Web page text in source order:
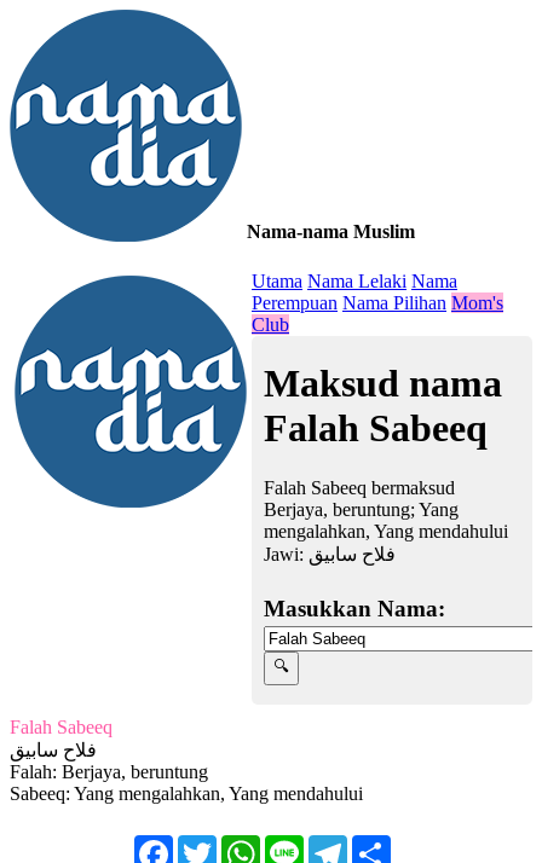
Nama-nama Muslim
Utama Nama Lelaki Nama
Perempuan Nama Pilihan Mom's
Club
Maksud nama
Falah Sabeeq
Falah Sabeeq bermaksud
Berjaya, beruntung; Yang
mengalahkan, Yang mendahului
Jawi: فلاح سابيق
Masukkan Nama:
Falah Sabeeq
فلاح سابيق
Falah: Berjaya, beruntung
Sabeeq: Yang mengalahkan, Yang mendahului
FacebookTwitterWhatsApp
Line Telegram